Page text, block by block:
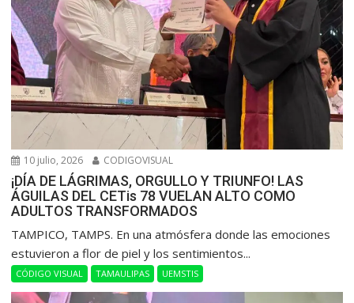
10 julio, 2026 CODIGOVISUAL
¡DÍA DE LÁGRIMAS, ORGULLO Y TRIUNFO! LAS
ÁGUILAS DEL CETis 78 VUELAN ALTO COMO
ADULTOS TRANSFORMADOS
​TAMPICO, TAMPS. En una atmósfera donde las emociones
estuvieron a flor de piel y los sentimientos...
CÓDIGO VISUAL TAMAULIPAS UEMSTIS